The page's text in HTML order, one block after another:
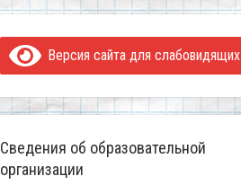
Версия сайта для слабовидящих
Сведения об образовательной
организации